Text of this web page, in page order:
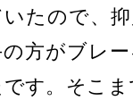
たので、
方がブレ
す。そこ